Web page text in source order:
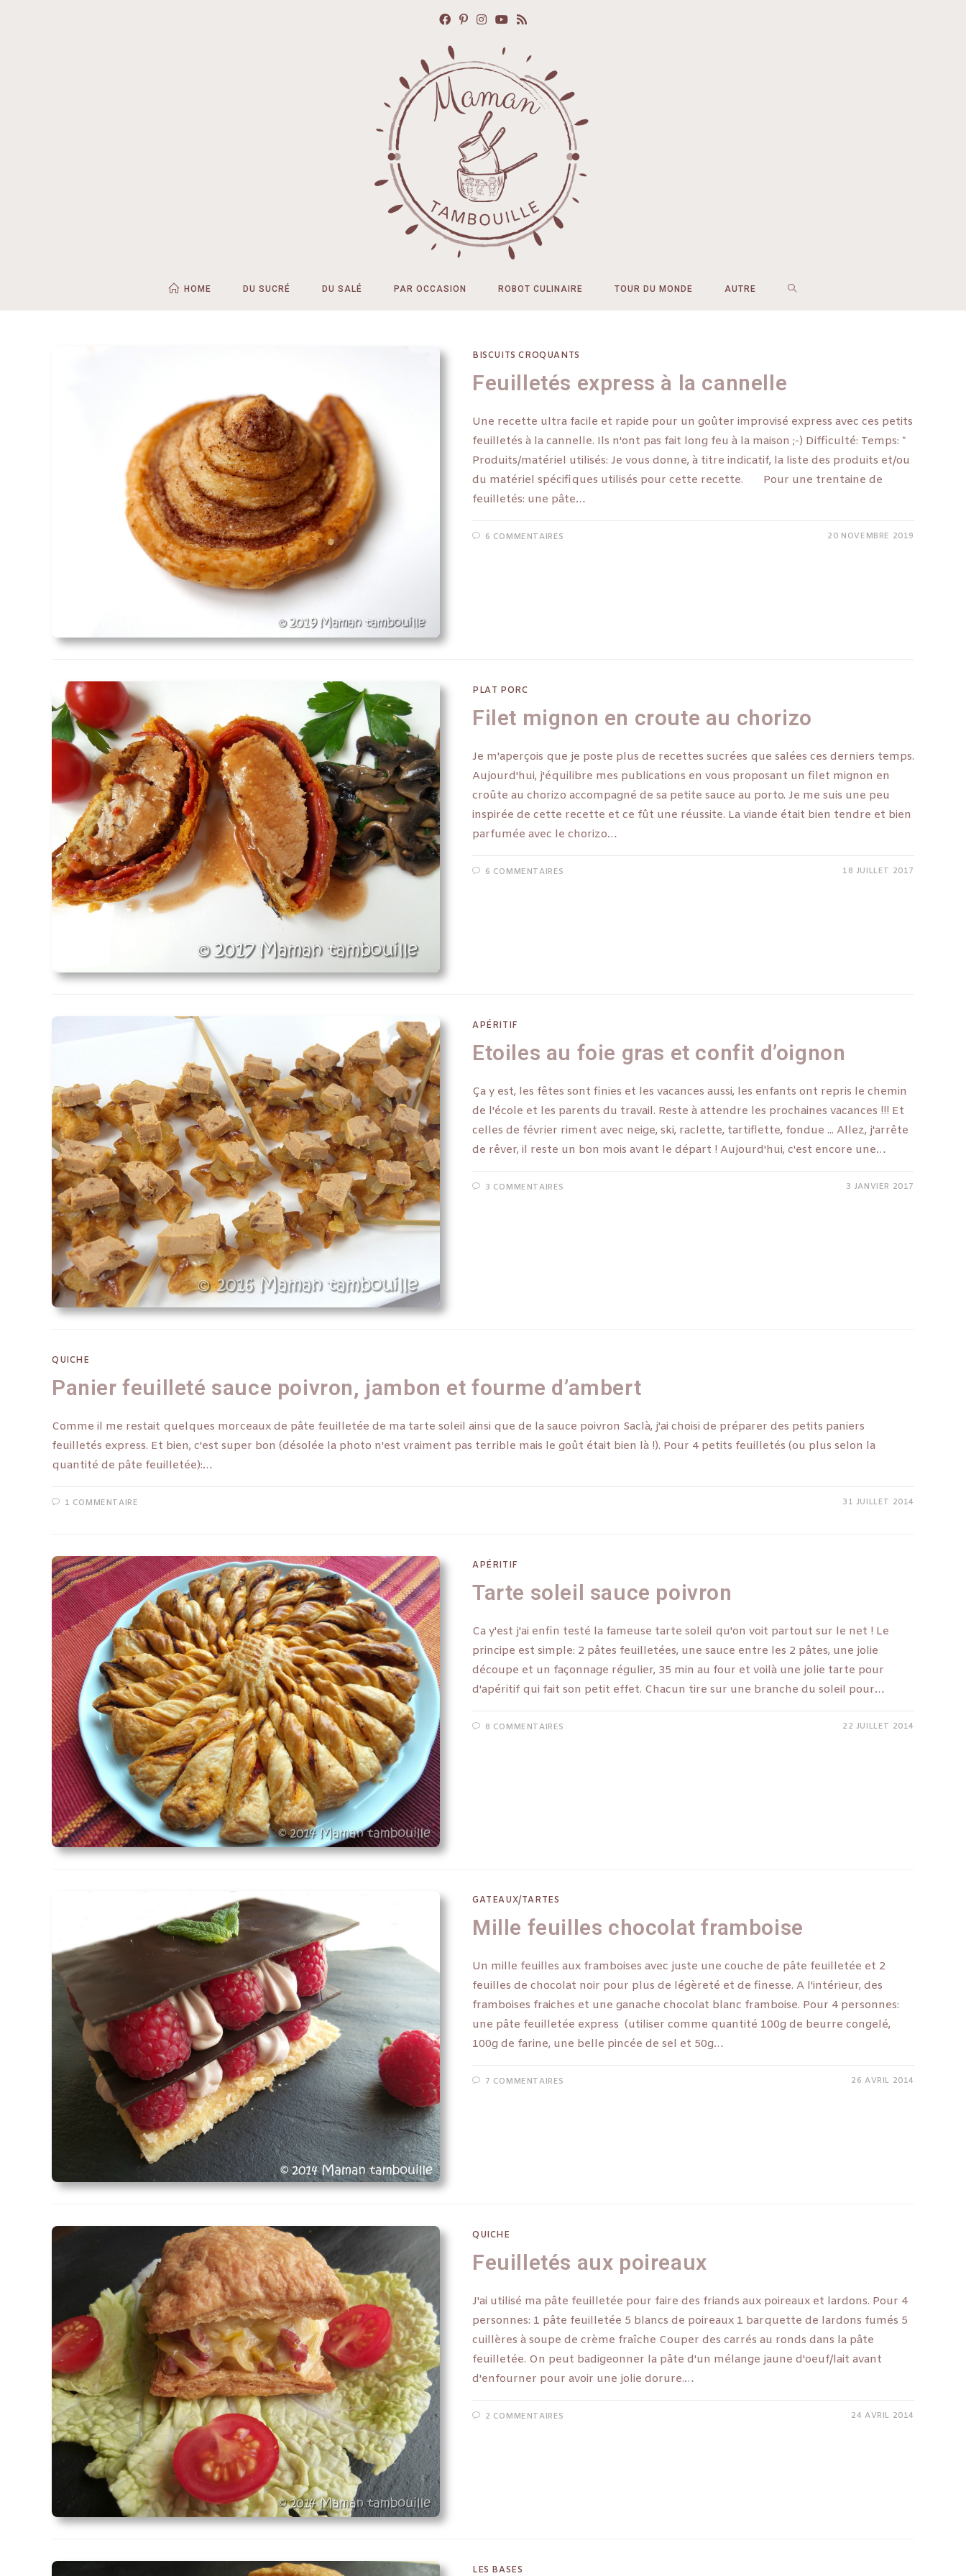
HOME DU SUCRÉ DU SALÉ PAR OCCASION ROBOT CULINAIRE TOUR DU MONDE AUTRE
BISCUITS CROQUANTS
Feuilletés express à la cannelle
Une recette ultra facile et rapide pour un goûter improvisé express avec ces petits
feuilletés à la cannelle. Ils n'ont pas fait long feu à la maison ;-) Difficulté: Temps: *
Produits/matériel utilisés: Je vous donne, à titre indicatif, la liste des produits et/ou
du matériel spécifiques utilisés pour cette recette. Pour une trentaine de
feuilletés: une pâte…
6 COMMENTAIRES 20 NOVEMBRE 2019
PLAT PORC
Filet mignon en croute au chorizo
Je m'aperçois que je poste plus de recettes sucrées que salées ces derniers temps.
Aujourd'hui, j'équilibre mes publications en vous proposant un filet mignon en
croûte au chorizo accompagné de sa petite sauce au porto. Je me suis une peu
inspirée de cette recette et ce fût une réussite. La viande était bien tendre et bien
parfumée avec le chorizo…
6 COMMENTAIRES 18 JUILLET 2017
APÉRITIF
Etoiles au foie gras et confit d’oignon
Ça y est, les fêtes sont finies et les vacances aussi, les enfants ont repris le chemin
de l'école et les parents du travail. Reste à attendre les prochaines vacances !!! Et
celles de février riment avec neige, ski, raclette, tartiflette, fondue ... Allez, j'arrête
de rêver, il reste un bon mois avant le départ ! Aujourd'hui, c'est encore une…
3 COMMENTAIRES 3 JANVIER 2017
QUICHE
Panier feuilleté sauce poivron, jambon et fourme d’ambert
Comme il me restait quelques morceaux de pâte feuilletée de ma tarte soleil ainsi que de la sauce poivron Saclà, j'ai choisi de préparer des petits paniers
feuilletés express. Et bien, c'est super bon (désolée la photo n'est vraiment pas terrible mais le goût était bien là !). Pour 4 petits feuilletés (ou plus selon la
quantité de pâte feuilletée):…
1 COMMENTAIRE 31 JUILLET 2014
APÉRITIF
Tarte soleil sauce poivron
Ca y'est j'ai enfin testé la fameuse tarte soleil qu'on voit partout sur le net ! Le
principe est simple: 2 pâtes feuilletées, une sauce entre les 2 pâtes, une jolie
découpe et un façonnage régulier, 35 min au four et voilà une jolie tarte pour
d'apéritif qui fait son petit effet. Chacun tire sur une branche du soleil pour…
8 COMMENTAIRES 22 JUILLET 2014
GATEAUX/TARTES
Mille feuilles chocolat framboise
Un mille feuilles aux framboises avec juste une couche de pâte feuilletée et 2
feuilles de chocolat noir pour plus de légèreté et de finesse. A l'intérieur, des
framboises fraiches et une ganache chocolat blanc framboise. Pour 4 personnes:
une pâte feuilletée express (utiliser comme quantité 100g de beurre congelé,
100g de farine, une belle pincée de sel et 50g…
7 COMMENTAIRES 26 AVRIL 2014
QUICHE
Feuilletés aux poireaux
J'ai utilisé ma pâte feuilletée pour faire des friands aux poireaux et lardons. Pour 4
personnes: 1 pâte feuilletée 5 blancs de poireaux 1 barquette de lardons fumés 5
cuillères à soupe de crème fraîche Couper des carrés au ronds dans la pâte
feuilletée. On peut badigeonner la pâte d'un mélange jaune d'oeuf/lait avant
d'enfourner pour avoir une jolie dorure.…
2 COMMENTAIRES 24 AVRIL 2014
LES BASES